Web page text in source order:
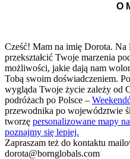
O
Cześć! Mam na imię Dorota.
przekształcić Twoje marzenia
możliwości, jakie dają nam
Tobą swoim doświadczeniem.
wygląda Twoje życie zależy od
podróżach po Polsce –
przewodnika po województwie
tworzę personalizowane mapy
poznajmy się lepiej.
Zapraszam też do kontaktu
dorota@bornglobals.com